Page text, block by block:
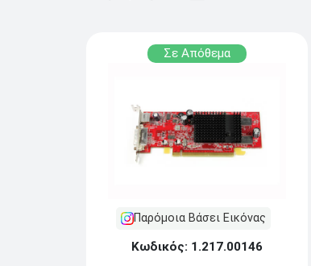
Σε Απόθεμα
Παρόμοια Βάσει Εικόνας
Κωδικός: 1.217.00146